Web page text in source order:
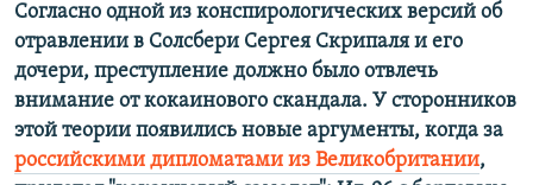
Согласно одной из конспирологических версий об
отравлении в Солсбери Сергея Скрипаля и его
дочери, преступление должно было отвлечь
внимание от кокаинового скандала. У сторонников
этой теории появились новые аргументы, когда за
российскими дипломатами из Великобритании,